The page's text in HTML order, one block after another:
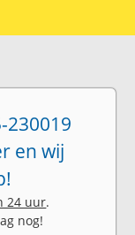
230019
en wij
24 uur.
nog!